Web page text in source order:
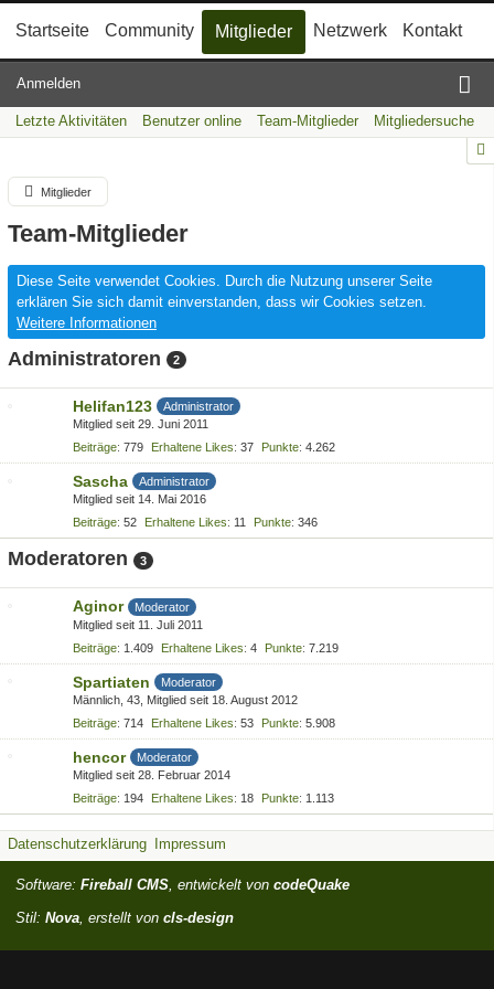
Startseite Community Mitglieder Netzwerk Kontakt
Anmelden
Letzte Aktivitäten Benutzer online Team-Mitglieder Mitgliedersuche
Mitglieder
Team-Mitglieder
Diese Seite verwendet Cookies. Durch die Nutzung unserer Seite
erklären Sie sich damit einverstanden, dass wir Cookies setzen.
Weitere Informationen
Administratoren 2
Helifan123
Administrator
Mitglied seit 29. Juni 2011
Beiträge 779 Erhaltene Likes 37 Punkte 4.262
Sascha
Administrator
Mitglied seit 14. Mai 2016
Beiträge 52 Erhaltene Likes 11 Punkte 346
Moderatoren 3
Aginor
Moderator
Mitglied seit 11. Juli 2011
Beiträge 1.409 Erhaltene Likes 4 Punkte 7.219
Spartiaten
Moderator
Männlich 43 Mitglied seit 18. August 2012
Beiträge 714 Erhaltene Likes 53 Punkte 5.908
hencor
Moderator
Mitglied seit 28. Februar 2014
Beiträge 194 Erhaltene Likes 18 Punkte 1.113
Datenschutzerklärung Impressum
Software: Fireball CMS, entwickelt von codeQuake
Stil: Nova, erstellt von cls-design